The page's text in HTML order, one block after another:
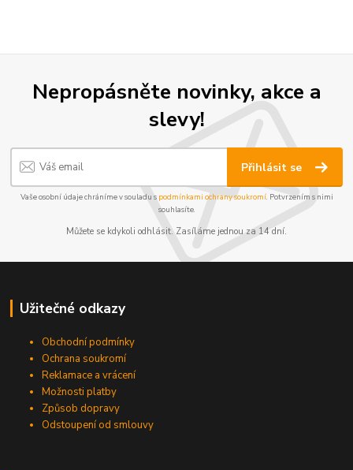
Nepropásněte novinky, akce a
slevy!
Přihlásit se
Vaše osobní údaje chráníme v souladu s podmínkami ochrany soukromí. Potvrzením s nimi
souhlasíte.
Můžete se kdykoli odhlásit. Zasíláme jednou za 14 dní.
Užitečné odkazy
Obchodní podmínky
Ochrana soukromí
Reklamace a vrácení
Možnosti platby
Způsob dopravy
Odstoupení od smlouvy